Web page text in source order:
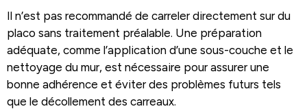
Il n’est pas recommandé de carreler directement sur du
placo sans traitement préalable. Une préparation
adéquate, comme l’application d’une sous-couche et le
nettoyage du mur, est nécessaire pour assurer une
bonne adhérence et éviter des problèmes futurs tels
que le décollement des carreaux.